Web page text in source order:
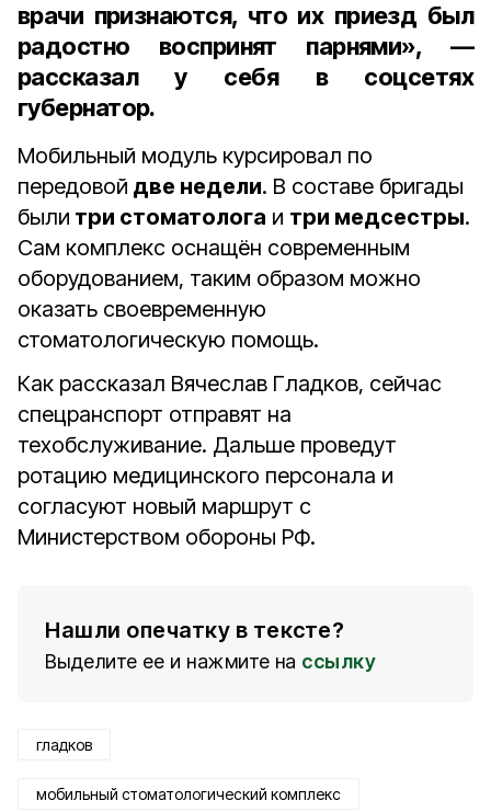
врачи признаются, что их приезд был
радостно воспринят парнями», —
рассказал у себя в соцсетях
губернатор.
Мобильный модуль курсировал по
передовой две недели. В составе бригады
были три стоматолога и три медсестры.
Сам комплекс оснащён современным
оборудованием, таким образом можно
оказать своевременную
стоматологическую помощь.
Как рассказал Вячеслав Гладков, сейчас
спецранспорт отправят на
техобслуживание. Дальше проведут
ротацию медицинского персонала и
согласуют новый маршрут с
Министерством обороны РФ.
Нашли опечатку в тексте?
Выделите ее и нажмите на ссылку
гладков
мобильный стоматологический комплекс